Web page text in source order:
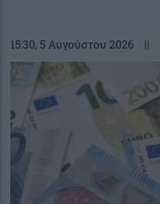
15:30, 5 Αυγούστου 2026 ||